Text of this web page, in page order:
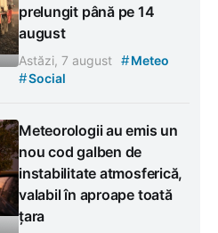
prelungit până pe 14
august
Astăzi, 7 august #Meteo
#Social
Meteorologii au emis un
nou cod galben de
instabilitate atmosferică,
valabil în aproape toată
țara